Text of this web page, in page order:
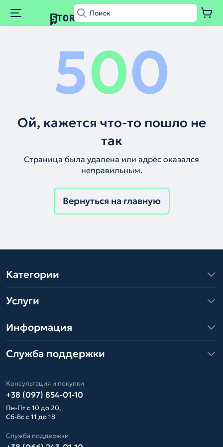
500
Ой, кажется что-то пошло не
так
Страница была удалена или адрес оказался
неправильным.
Вернуться на главную
Категории
Услуги
Информация
Служба поддержки
Консультация и покупки
+38 (097) 854-01-10
Пн-Пт с 10 до 20,
Сб-Вс с 11 до 18
Служба поддержки